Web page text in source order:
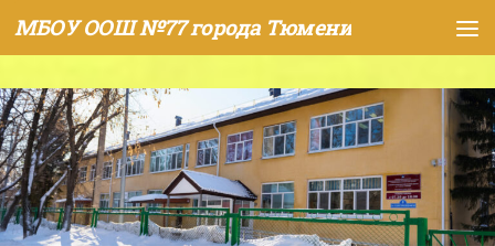
Skip to content
МБОУ ООШ №77 города Тюмени